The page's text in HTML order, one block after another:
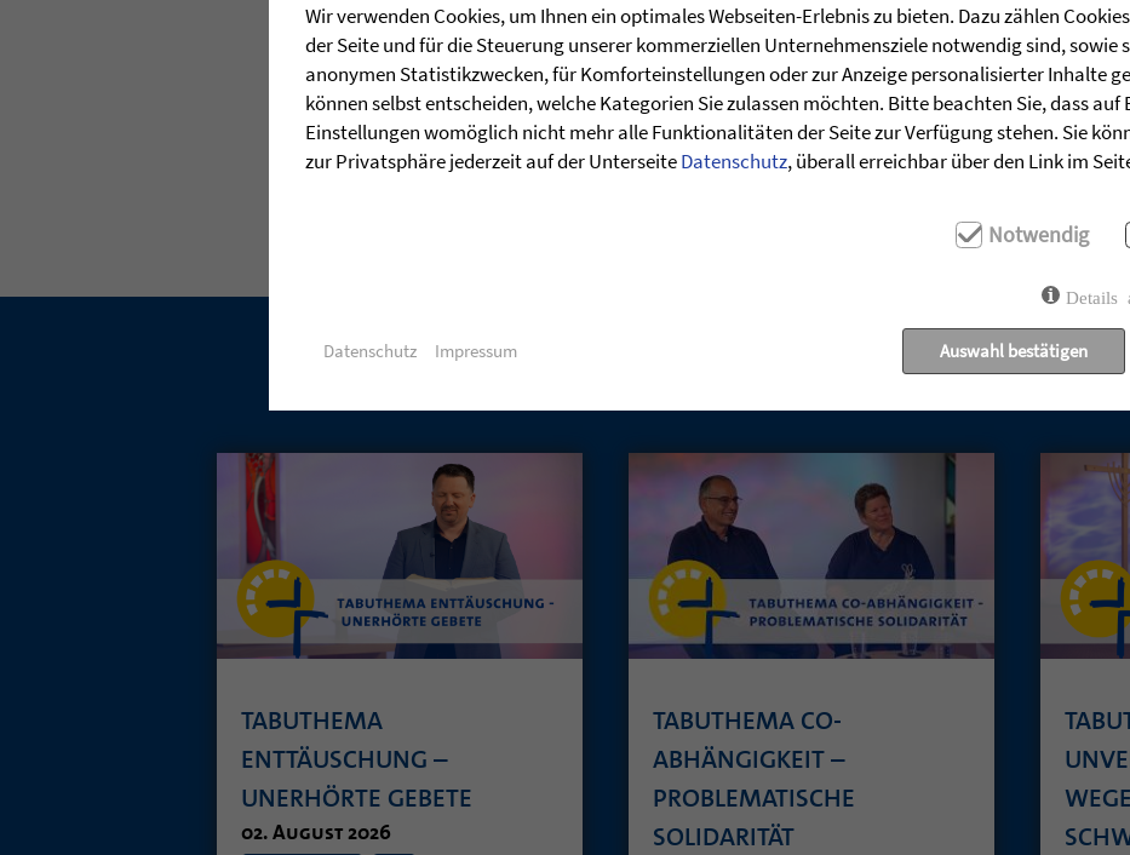
Bei Rückfragen stehen
Verfügung:
post@stunde-des-
UNSERE AKTUELLEN GOTTESDIENSTE:
TABUTHEMA
ENTTÄUSCHUNG –
UNERHÖRTE GEBETE
02. August 2026
TABUTHEMA CO-
ABHÄNGIGKEIT –
PROBLEMATISCHE
SOLIDARITÄT
Wir verwenden Cookies, um Ihnen ein optimales Webseiten-Erlebnis zu bieten. Dazu zählen
der Seite und für die Steuerung unserer kommerziellen Unternehmensziele notwendig sind, sowie
anonymen Statistikzwecken, für Komforteinstellungen oder zur Anzeige personalisierter Inhalte
können selbst entscheiden, welche Kategorien Sie zulassen möchten. Bitte beachten Sie, dass auf
Einstellungen womöglich nicht mehr alle Funktionalitäten der Seite zur Verfügung stehen. Sie
zur Privatsphäre jederzeit auf der UnterseiteDatenschutz, überall erreichbar über den Link im
Notwendig
Details
Auswahl bestätigen
Datenschutz Impressum